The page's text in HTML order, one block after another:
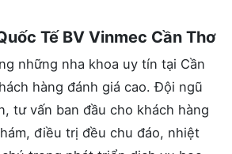
Tế BV Vinmec Cần Thơ
những nha khoa uy tín tại Cần
hàng đánh giá cao. Đội ngũ
tư vấn ban đầu cho khách hàng
điều trị đều chu đáo, nhiệt